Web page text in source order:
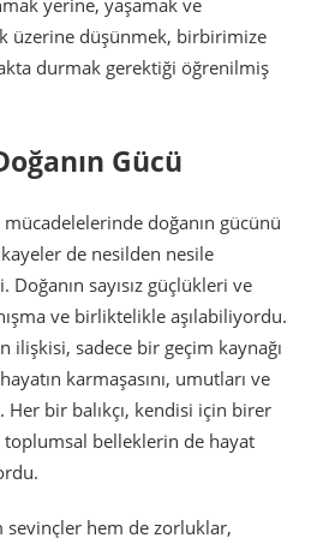
üzerine düşünmek, birbirimize
durmak gerektiği öğrenilmiş
Gücü
mücadelelerinde doğanın gücünü
de nesilden nesile
sayısız güçlükleri ve
ve birliktelikle aşılabiliyordu.
ilişkisi, sadece bir geçim kaynağı
karmaşasını, umutları ve
Her bir balıkçı, kendisi için birer
belleklerin de hayat
sevinçler hem de zorluklar,